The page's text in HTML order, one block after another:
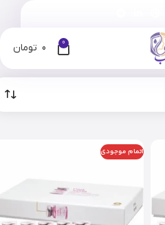
0
0 تومان
اتمام موجودی